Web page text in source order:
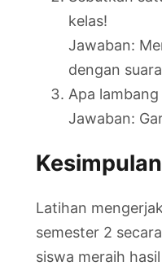
kelas!
Jawaban:
dengan
Apa
Jawaban:
Kesimpulan
Latihan
semester 2
siswa meraih